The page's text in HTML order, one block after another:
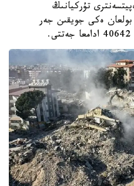
تۇركيانىڭ
بولعان ەكى جويقىن جەر